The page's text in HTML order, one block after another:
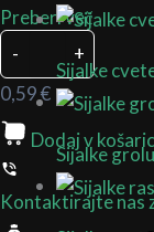
Sijalke
Sijalke
Preberi več
-
+
0,59€
Dodaj v
Kontaktirajte nas